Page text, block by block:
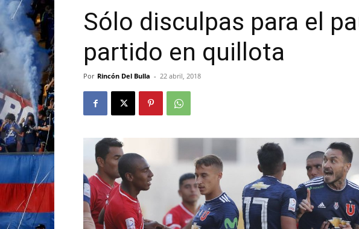
Sólo disculpas para el
partido en quillota
Por Rincón Del Bulla - 22 abril, 2018